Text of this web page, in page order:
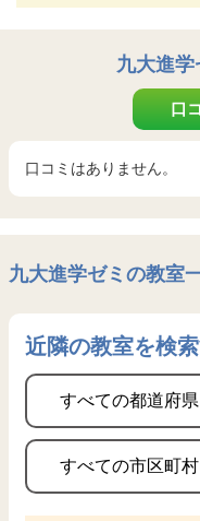
九大進学
口
口コミはありません。
九大進学ゼミの教室
近隣の教室を検